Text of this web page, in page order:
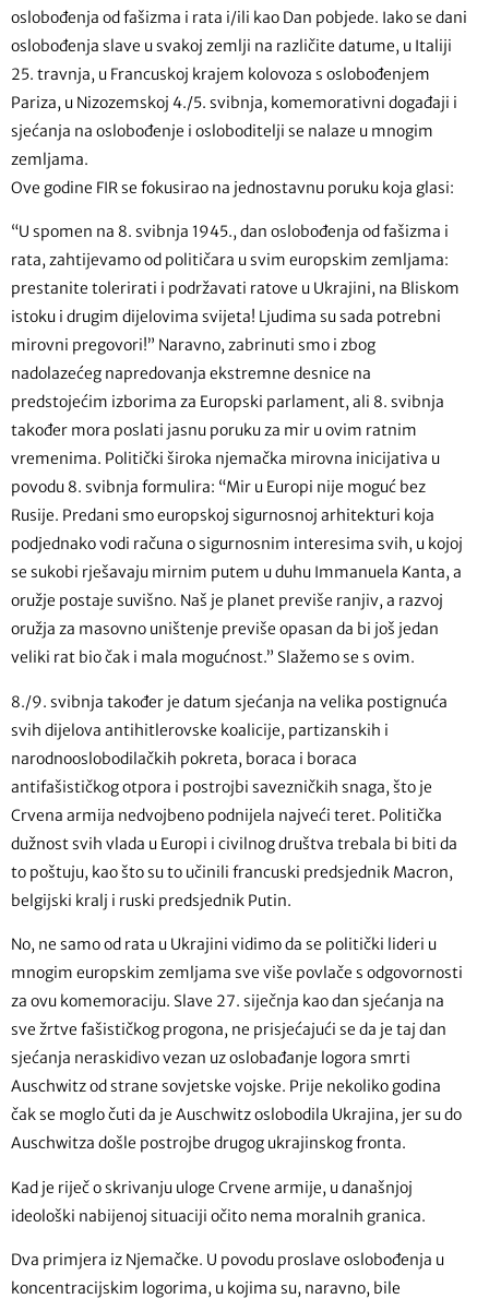
oslobođenja od fašizma i rata i/ili kao Dan pobjede. Iako se dani
oslobođenja slave u svakoj zemlji na različite datume, u Italiji
25. travnja, u Francuskoj krajem kolovoza s oslobođenjem
Pariza, u Nizozemskoj 4./5. svibnja, komemorativni događaji i
sjećanja na oslobođenje i osloboditelji se nalaze u mnogim
zemljama.
Ove godine FIR se fokusirao na jednostavnu poruku koja glasi:
“U spomen na 8. svibnja 1945., dan oslobođenja od fašizma i
rata, zahtijevamo od političara u svim europskim zemljama:
prestanite tolerirati i podržavati ratove u Ukrajini, na Bliskom
istoku i drugim dijelovima svijeta! Ljudima su sada potrebni
mirovni pregovori!” Naravno, zabrinuti smo i zbog
nadolazećeg napredovanja ekstremne desnice na
predstojećim izborima za Europski parlament, ali 8. svibnja
također mora poslati jasnu poruku za mir u ovim ratnim
vremenima. Politički široka njemačka mirovna inicijativa u
povodu 8. svibnja formulira: “Mir u Europi nije moguć bez
Rusije. Predani smo europskoj sigurnosnoj arhitekturi koja
podjednako vodi računa o sigurnosnim interesima svih, u kojoj
se sukobi rješavaju mirnim putem u duhu Immanuela Kanta, a
oružje postaje suvišno. Naš je planet previše ranjiv, a razvoj
oružja za masovno uništenje previše opasan da bi još jedan
veliki rat bio čak i mala mogućnost.” Slažemo se s ovim.
8./9. svibnja također je datum sjećanja na velika postignuća
svih dijelova antihitlerovske koalicije, partizanskih i
narodnooslobodilačkih pokreta, boraca i boraca
antifašističkog otpora i postrojbi savezničkih snaga, što je
Crvena armija nedvojbeno podnijela najveći teret. Politička
dužnost svih vlada u Europi i civilnog društva trebala bi biti da
to poštuju, kao što su to učinili francuski predsjednik Macron,
belgijski kralj i ruski predsjednik Putin.
No, ne samo od rata u Ukrajini vidimo da se politički lideri u
mnogim europskim zemljama sve više povlače s odgovornosti
za ovu komemoraciju. Slave 27. siječnja kao dan sjećanja na
sve žrtve fašističkog progona, ne prisjećajući se da je taj dan
sjećanja neraskidivo vezan uz oslobađanje logora smrti
Auschwitz od strane sovjetske vojske. Prije nekoliko godina
čak se moglo čuti da je Auschwitz oslobodila Ukrajina, jer su do
Auschwitza došle postrojbe drugog ukrajinskog fronta.
Kad je riječ o skrivanju uloge Crvene armije, u današnjoj
ideološki nabijenoj situaciji očito nema moralnih granica.
Dva primjera iz Njemačke. U povodu proslave oslobođenja u
koncentracijskim logorima, u kojima su, naravno, bile